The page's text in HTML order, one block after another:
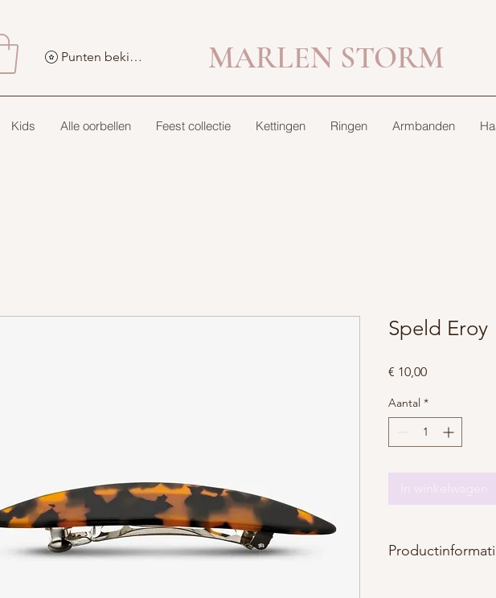
MARLEN STORM
Kids Alle oorbellen Feest collectie Kettingen Ringen Armbanden
Punten bekijken
Speld Eroy
€ 10,00Prijs
Aantal *